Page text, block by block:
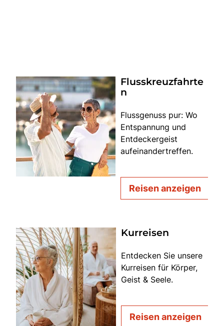
Flusskreuzfahrte
n
Flussgenuss pur: Wo
Entspannung und
Entdeckergeist
aufeinandertreffen.
Reisen anzeigen
Kurreisen
Entdecken Sie unsere
Kurreisen für Körper,
Geist & Seele.
Reisen anzeigen